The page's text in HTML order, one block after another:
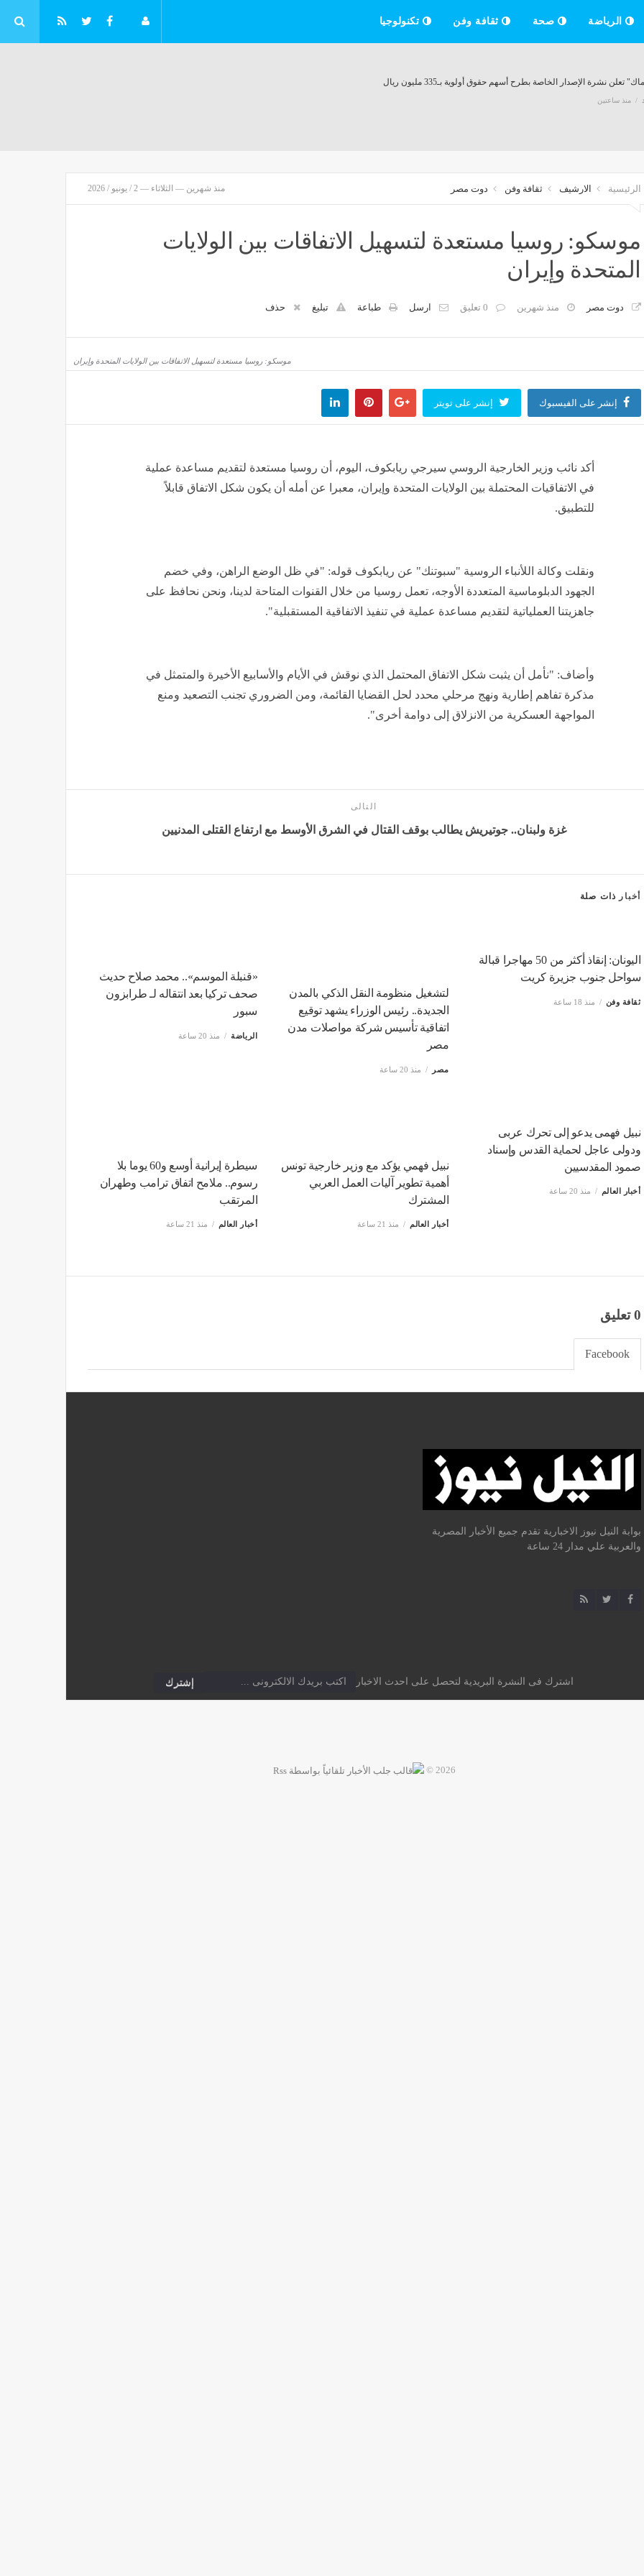
الرياضة صحة ثقافة وفن تكنولوجيا
تعلن نشرة الإصدار الخاصة بطرح أسهم حقوق أولوية بـ335 مليون ريال
منذ ساعتين
منذ ساعتين
منذ ساعتين إقتصاد منذ ساعتين
ترفض طلب "ميار" لتسجيل وطرح صكوك قابلة للتحول بـ500 مليون ريال
منذ ساعتين
الإمداد يهبط أرباح "أنابيب" 74% في الربع الثاني 2026
للحديد" تقفز 304% بالربع الثاني للعام 2026 لزيادة المبيعات
الرئيسية الارشيف ثقافة وفن دوت مصر منذ شهرين — الثلاثاء — 2 / يونيو / 2026
موسكو: روسيا مستعدة لتسهيل الاتفاقات بين الولايات
المتحدة وإيران
دوت مصر منذ شهرين 0 تعليق ارسل طباعة تبليغ حذف
موسكو: روسيا مستعدة لتسهيل الاتفاقات بين الولايات المتحدة وإيران
إنشر على الفيسبوك إنشر على تويتر
أكد نائب وزير الخارجية الروسي سيرجي ريابكوف، اليوم، أن روسيا مستعدة لتقديم مساعدة عملية
في الاتفاقيات المحتملة بين الولايات المتحدة وإيران، معبرا عن أمله أن يكون شكل الاتفاق قابلاً
للتطبيق.
ونقلت وكالة اللأنباء الروسية "سبوتنك" عن ريابكوف قوله: "في ظل الوضع الراهن، وفي خضم
الجهود الدبلوماسية المتعددة الأوجه، تعمل روسيا من خلال القنوات المتاحة لدينا، ونحن نحافظ على
جاهزيتنا العملياتية لتقديم مساعدة عملية في تنفيذ الاتفاقية المستقبلية".
وأضاف: "نأمل أن يثبت شكل الاتفاق المحتمل الذي نوقش في الأيام والأسابيع الأخيرة والمتمثل في
مذكرة تفاهم إطارية ونهج مرحلي محدد لحل القضايا القائمة، ومن الضروري تجنب التصعيد ومنع
المواجهة العسكرية من الانزلاق إلى دوامة أخرى".
التالى
غزة ولبنان.. جوتيريش يطالب بوقف القتال في الشرق الأوسط مع ارتفاع القتلى المدنيين
أخبار ذات صلة
اليونان: إنقاذ أكثر من 50 مهاجرا قبالة
سواحل جنوب جزيرة كريت
ثقافة وفن منذ 18 ساعة
لتشغيل منظومة النقل الذكي بالمدن
الجديدة.. رئيس الوزراء يشهد توقيع
اتفاقية تأسيس شركة مواصلات مدن
مصر
مصر منذ 20 ساعة
«قنبلة الموسم».. محمد صلاح حديث
صحف تركيا بعد انتقاله لـ طرابزون
سبور
الرياضة منذ 20 ساعة
نبيل فهمى يدعو إلى تحرك عربى
ودولى عاجل لحماية القدس وإسناد
صمود المقدسيين
أخبار العالم منذ 20 ساعة
نبيل فهمي يؤكد مع وزير خارجية تونس
أهمية تطوير آليات العمل العربي
المشترك
أخبار العالم منذ 21 ساعة
سيطرة إيرانية أوسع و60 يوما بلا
رسوم.. ملامح اتفاق ترامب وطهران
المرتقب
أخبار العالم منذ 21 ساعة
0 تعليق
Facebook
بوابة النيل نيوز الاخبارية تقدم جميع الأخبار المصرية
والعربية علي مدار 24 ساعة
اشترك فى النشرة البريدية لتحصل على احدث الاخبار
2026 ©